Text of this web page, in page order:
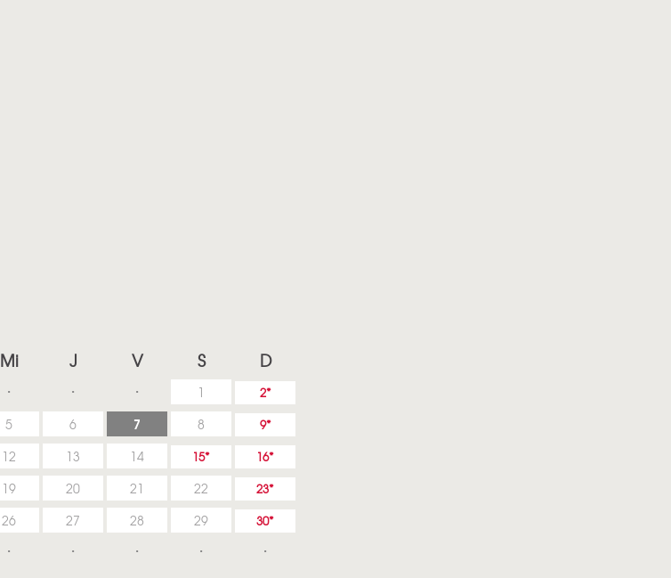
Mi J V S D
1 2
5 6 7 8 9
12 13 14 15 16
19 20 21 22 23
26 27 28 29
30